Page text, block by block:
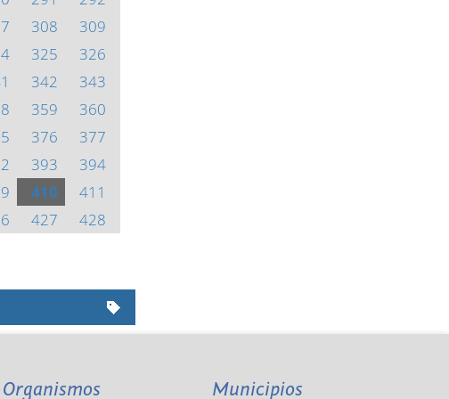
308
309
325
326
342
343
359
360
376
377
393
394
410
411
427
428
Organismos Municipios